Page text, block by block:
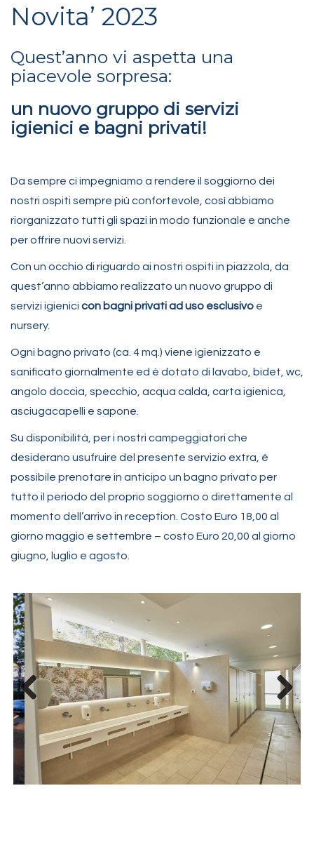
Novita’ 2023
Quest’anno vi aspetta una
piacevole sorpresa:
un nuovo gruppo di servizi
igienici e bagni privati!
Da sempre ci impegniamo a rendere il soggiorno dei
nostri ospiti sempre più confortevole, così abbiamo
riorganizzato tutti gli spazi in modo funzionale e anche
per offrire nuovi servizi.
Con un occhio di riguardo ai nostri ospiti in piazzola, da
quest’anno abbiamo realizzato un nuovo gruppo di
servizi igienici con bagni privati ad uso esclusivo e
nursery.
Ogni bagno privato (ca. 4 mq.) viene igienizzato e
sanificato giornalmente ed è dotato di lavabo, bidet, wc,
angolo doccia, specchio, acqua calda, carta igienica,
asciugacapelli e sapone.
Su disponibilità, per i nostri campeggiatori che
desiderano usufruire del presente servizio extra, è
possibile prenotare in anticipo un bagno privato per
tutto il periodo del proprio soggiorno o direttamente al
momento dell’arrivo in reception. Costo Euro 18,00 al
giorno maggio e settembre – costo Euro 20,00 al giorno
giugno, luglio e agosto.
Previous Next